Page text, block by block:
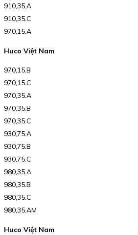
910,35.A
910,35.C
970,15.A
Huco Việt Nam
970,15.B
970,15.C
970,35.A
970,35.B
970,35.C
930,75.A
930,75.B
930,75.C
980,35.A
980,35.B
980,35.C
980,35.AM
Huco Việt Nam